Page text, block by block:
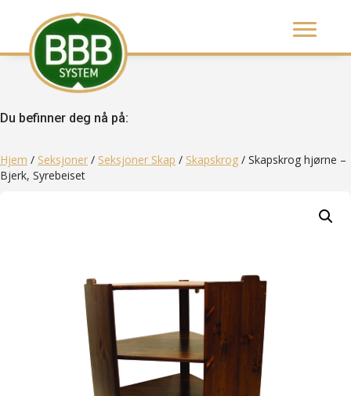
Du befinner deg nå på:
Hjem / Seksjoner / Seksjoner Skap / Skapskrog / Skapskrog hjørne –
Bjerk, Syrebeiset